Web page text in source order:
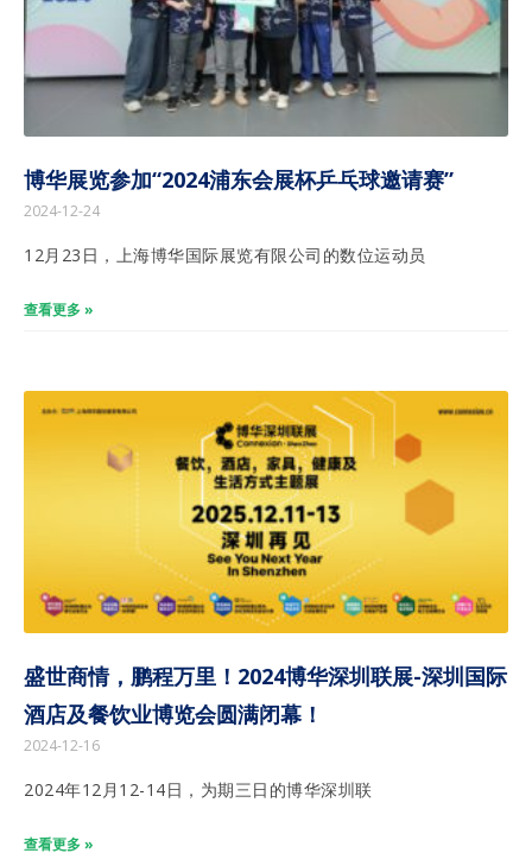
博华展览参加“2024浦东会展杯乒乓球邀请赛”
2024-12-24
12月23日，上海博华国际展览有限公司的数位运动员
查看更多 »
盛世商情，鹏程万里！2024博华深圳联展-深圳国际
酒店及餐饮业博览会圆满闭幕！
2024-12-16
2024年12月12-14日，为期三日的博华深圳联
查看更多 »